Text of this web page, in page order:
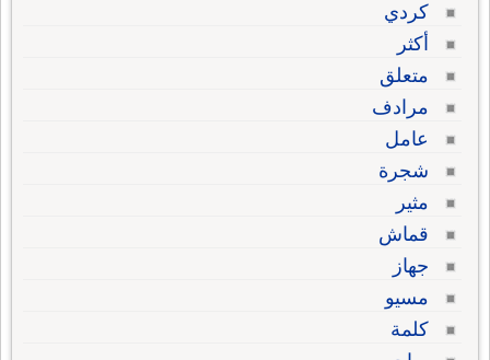
كردي
أكثر
متعلق
مرادف
عامل
شجرة
مثير
قماش
جهاز
مسيو
كلمة